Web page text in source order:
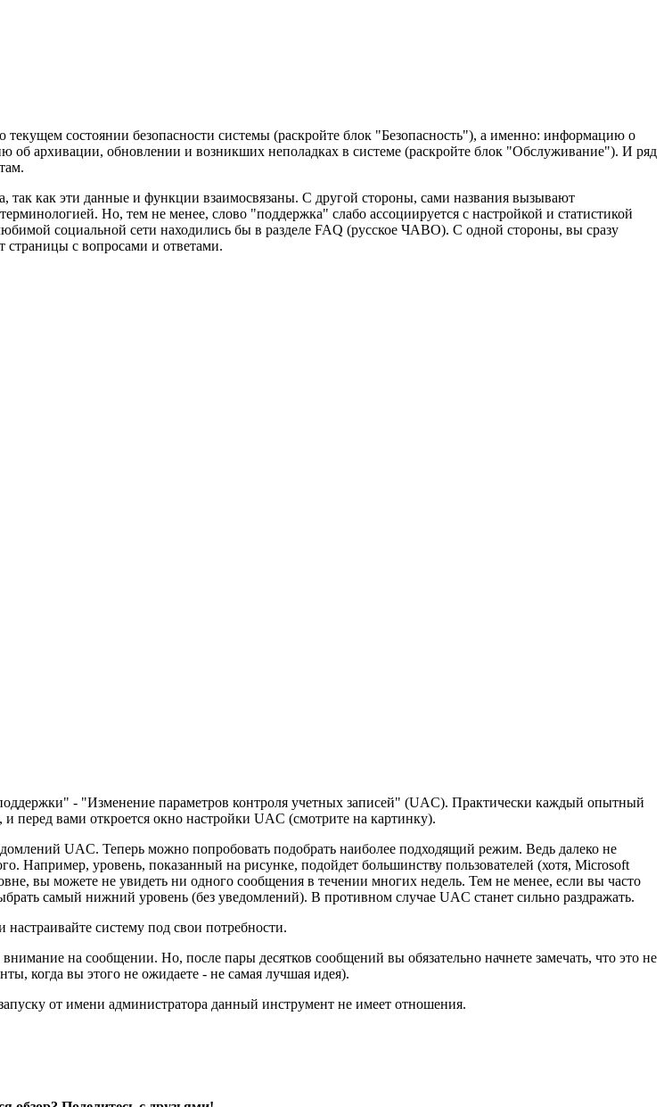
состоянии безопасности системы (раскройте блок "Безопасность"), а именно: информацию о
об архивации, обновлении и возникших неполадках в системе (раскройте блок "Обслуживание"). И ряд
так как эти данные и функции взаимосвязаны. С другой стороны, сами названия вызывают
Но, тем не менее, слово "поддержка" слабо ассоциируется с настройкой и статистикой
социальной сети находились бы в разделе FAQ (русское ЧАВО). С одной стороны, вы сразу
страницы с вопросами и ответами.
- "Изменение параметров контроля учетных записей" (UAC). Практически каждый опытный
перед вами откроется окно настройки UAC (смотрите на картинку).
UAC. Теперь можно попробовать подобрать наиболее подходящий режим. Ведь далеко не
Например, уровень, показанный на рисунке, подойдет большинству пользователей (хотя, Microsoft
вы можете не увидеть ни одного сообщения в течении многих недель. Тем не менее, если вы часто
самый нижний уровень (без уведомлений). В противном случае UAC станет сильно раздражать.
настраивайте систему под свои потребности.
на сообщении. Но, после пары десятков сообщений вы обязательно начнете замечать, что это не
когда вы этого не ожидаете - не самая лучшая идея).
от имени администратора данный инструмент не имеет отношения.